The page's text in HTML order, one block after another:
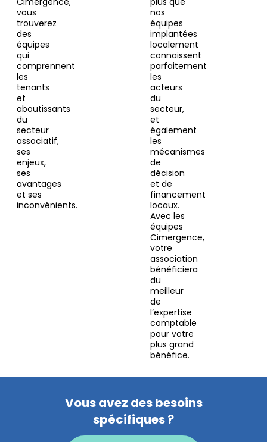
vous
trouverez
des
équipes
qui
comprennent
les
tenants
et
aboutissants
du
secteur
associatif,
ses
enjeux,
ses
avantages
et ses
inconvénients.
nos
équipes
implantées
localement
connaissent
parfaitement
les
acteurs
du
secteur,
et
également
les
mécanismes
de
décision
et de
financement
locaux.
Avec les
équipes
Cimergence,
votre
association
bénéficiera
du
meilleur
de
l’expertise
comptable
pour votre
plus grand
bénéfice.
Vous avez des besoins
spécifiques ?